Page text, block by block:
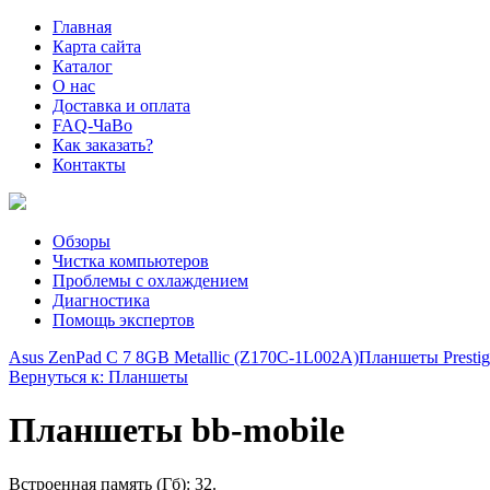
Главная
Карта сайта
Каталог
О нас
Доставка и оплата
FAQ-ЧаВо
Как заказать?
Контакты
Обзоры
Чистка компьютеров
Проблемы с охлаждением
Диагностика
Помощь экспертов
Asus ZenPad C 7 8GB Metallic (Z170C-1L002A)Планшеты
Вернуться к: Планшеты
Планшеты bb-mobile
Встроенная память (Гб): 32.